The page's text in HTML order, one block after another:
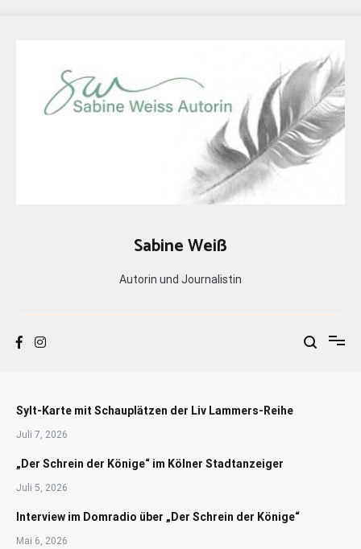
Sabine Weiß
Autorin und Journalistin
Sylt-Karte mit Schauplätzen der Liv Lammers-Reihe
Juli 7, 2026
„Der Schrein der Könige“ im Kölner Stadtanzeiger
Juli 5, 2026
Interview im Domradio über „Der Schrein der Könige“
Mai 6, 2026